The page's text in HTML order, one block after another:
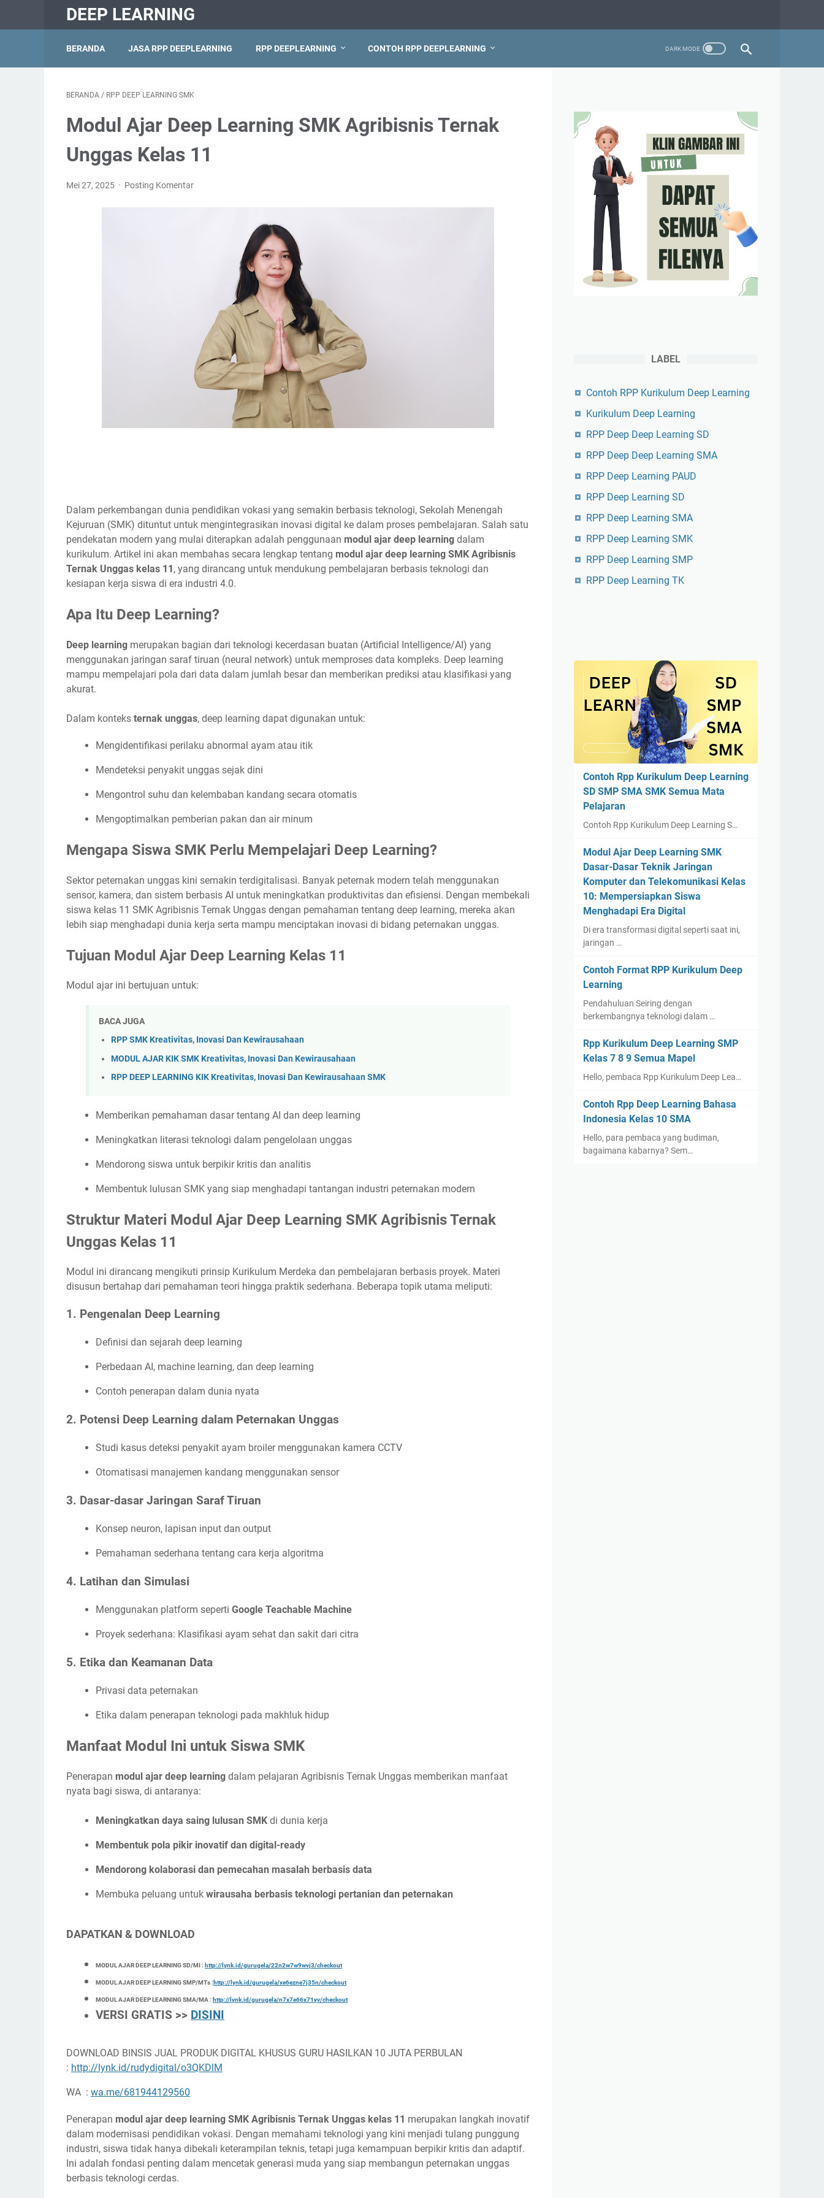
DEEP LEARNING
BERANDA JASA RPP DEEPLEARNING RPP DEEPLEARNING CONTOH RPP DEEPLEARNING
BERANDA / RPP DEEP LEARNING SMK
Modul Ajar Deep Learning SMK Agribisnis Ternak
Unggas Kelas 11
Mei 27, 2025 Posting Komentar
Dalam perkembangan dunia pendidikan vokasi yang semakin berbasis teknologi, Sekolah Menengah
Kejuruan (SMK) dituntut untuk mengintegrasikan inovasi digital ke dalam proses pembelajaran. Salah satu
pendekatan modern yang mulai diterapkan adalah penggunaan modul ajar deep learning dalam
kurikulum. Artikel ini akan membahas secara lengkap tentang modul ajar deep learning SMK Agribisnis
Ternak Unggas kelas 11, yang dirancang untuk mendukung pembelajaran berbasis teknologi dan
kesiapan kerja siswa di era industri 4.0.
Apa Itu Deep Learning?
Deep learning merupakan bagian dari teknologi kecerdasan buatan (Artificial Intelligence/AI) yang
menggunakan jaringan saraf tiruan (neural network) untuk memproses data kompleks. Deep learning
mampu mempelajari pola dari data dalam jumlah besar dan memberikan prediksi atau klasifikasi yang
akurat.
Dalam konteks ternak unggas, deep learning dapat digunakan untuk:
Mengidentifikasi perilaku abnormal ayam atau itik
Mendeteksi penyakit unggas sejak dini
Mengontrol suhu dan kelembaban kandang secara otomatis
Mengoptimalkan pemberian pakan dan air minum
Mengapa Siswa SMK Perlu Mempelajari Deep Learning?
Sektor peternakan unggas kini semakin terdigitalisasi. Banyak peternak modern telah menggunakan
sensor, kamera, dan sistem berbasis AI untuk meningkatkan produktivitas dan efisiensi. Dengan membekali
siswa kelas 11 SMK Agribisnis Ternak Unggas dengan pemahaman tentang deep learning, mereka akan
lebih siap menghadapi dunia kerja serta mampu menciptakan inovasi di bidang peternakan unggas.
Tujuan Modul Ajar Deep Learning Kelas 11
Modul ajar ini bertujuan untuk:
BACA JUGA
RPP SMK Kreativitas, Inovasi Dan Kewirausahaan
MODUL AJAR KIK SMK Kreativitas, Inovasi Dan Kewirausahaan
RPP DEEP LEARNING KIK Kreativitas, Inovasi Dan Kewirausahaan SMK
Memberikan pemahaman dasar tentang AI dan deep learning
Meningkatkan literasi teknologi dalam pengelolaan unggas
Mendorong siswa untuk berpikir kritis dan analitis
Membentuk lulusan SMK yang siap menghadapi tantangan industri peternakan modern
Struktur Materi Modul Ajar Deep Learning SMK Agribisnis Ternak
Unggas Kelas 11
Modul ini dirancang mengikuti prinsip Kurikulum Merdeka dan pembelajaran berbasis proyek. Materi
disusun bertahap dari pemahaman teori hingga praktik sederhana. Beberapa topik utama meliputi:
1. Pengenalan Deep Learning
Definisi dan sejarah deep learning
Perbedaan AI, machine learning, dan deep learning
Contoh penerapan dalam dunia nyata
2. Potensi Deep Learning dalam Peternakan Unggas
Studi kasus deteksi penyakit ayam broiler menggunakan kamera CCTV
Otomatisasi manajemen kandang menggunakan sensor
3. Dasar-dasar Jaringan Saraf Tiruan
Konsep neuron, lapisan input dan output
Pemahaman sederhana tentang cara kerja algoritma
4. Latihan dan Simulasi
Menggunakan platform seperti Google Teachable Machine
Proyek sederhana: Klasifikasi ayam sehat dan sakit dari citra
5. Etika dan Keamanan Data
Privasi data peternakan
Etika dalam penerapan teknologi pada makhluk hidup
Manfaat Modul Ini untuk Siswa SMK
Penerapan modul ajar deep learning dalam pelajaran Agribisnis Ternak Unggas memberikan manfaat
nyata bagi siswa, di antaranya:
Meningkatkan daya saing lulusan SMK di dunia kerja
Membentuk pola pikir inovatif dan digital-ready
Mendorong kolaborasi dan pemecahan masalah berbasis data
Membuka peluang untuk wirausaha berbasis teknologi pertanian dan peternakan
DAPATKAN & DOWNLOAD
MODUL AJAR DEEP LEARNING SD/MI : http://lynk.id/gurugela/22n2w7w9wvj3/checkout
MODUL AJAR DEEP LEARNING SMP/MTs : http://lynk.id/gurugela/xe6ezne7j35n/checkout
MODUL AJAR DEEP LEARNING SMA/MA : http://lynk.id/gurugela/n7x7e66x71yv/checkout
VERSI GRATIS >> DISINI
DOWNLOAD BINSIS JUAL PRODUK DIGITAL KHUSUS GURU HASILKAN 10 JUTA PERBULAN
: http://lynk.id/rudydigital/o3QKDlM
WA : wa.me/681944129560
Penerapan modul ajar deep learning SMK Agribisnis Ternak Unggas kelas 11 merupakan langkah inovatif
dalam modernisasi pendidikan vokasi. Dengan memahami teknologi yang kini menjadi tulang punggung
industri, siswa tidak hanya dibekali keterampilan teknis, tetapi juga kemampuan berpikir kritis dan adaptif.
Ini adalah fondasi penting dalam mencetak generasi muda yang siap membangun peternakan unggas
berbasis teknologi cerdas.
LABEL
Contoh RPP Kurikulum Deep Learning
Kurikulum Deep Learning
RPP Deep Deep Learning SD
RPP Deep Deep Learning SMA
RPP Deep Learning PAUD
RPP Deep Learning SD
RPP Deep Learning SMA
RPP Deep Learning SMK
RPP Deep Learning SMP
RPP Deep Learning TK
Contoh Rpp Kurikulum Deep Learning
SD SMP SMA SMK Semua Mata
Pelajaran
Contoh Rpp Kurikulum Deep Learning S…
Modul Ajar Deep Learning SMK
Dasar-Dasar Teknik Jaringan
Komputer dan Telekomunikasi Kelas
10: Mempersiapkan Siswa
Menghadapi Era Digital
Di era transformasi digital seperti saat ini,
jaringan …
Contoh Format RPP Kurikulum Deep
Learning
Pendahuluan Seiring dengan
berkembangnya teknologi dalam …
Rpp Kurikulum Deep Learning SMP
Kelas 7 8 9 Semua Mapel
Hello, pembaca Rpp Kurikulum Deep Lea…
Contoh Rpp Deep Learning Bahasa
Indonesia Kelas 10 SMA
Hello, para pembaca yang budiman,
bagaimana kabarnya? Sem…